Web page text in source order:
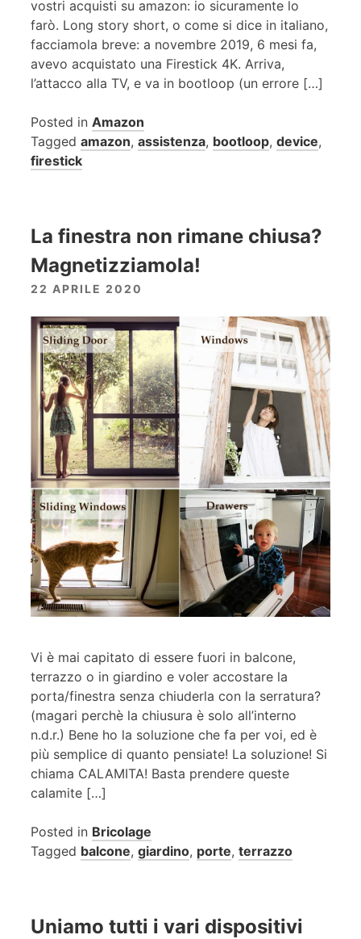
vostri acquisti su amazon: io sicuramente lo
farò. Long story short, o come si dice in italiano,
facciamola breve: a novembre 2019, 6 mesi fa,
avevo acquistato una Firestick 4K. Arriva,
l’attacco alla TV, e va in bootloop (un errore […]
Posted in Amazon
Tagged amazon, assistenza, bootloop, device,
firestick
La finestra non rimane chiusa?
Magnetizziamola!
22 APRILE 2020
Vi è mai capitato di essere fuori in balcone,
terrazzo o in giardino e voler accostare la
porta/finestra senza chiuderla con la serratura?
(magari perchè la chiusura è solo all’interno
n.d.r.) Bene ho la soluzione che fa per voi, ed è
più semplice di quanto pensiate! La soluzione! Si
chiama CALAMITA! Basta prendere queste
calamite […]
Posted in Bricolage
Tagged balcone, giardino, porte, terrazzo
Uniamo tutti i vari dispositivi